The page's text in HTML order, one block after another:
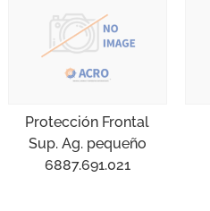
Protección Frontal
Sup. Ag. pequeño
6887.691.021